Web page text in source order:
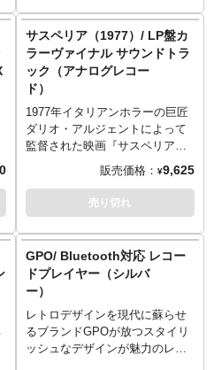
27.5cm x 高さ約13cm
・重量約2.5kg
2 Tetsujin - By Juno Reactor Vs.
Don Davis
3 In My Head - By Pale 3
4 The Road to Sourceville - By
Don Davis
5 Men in Metal - By Don Davis
6 Niobe's Run - By Don Davis
7 Woman Can Drive - By Don
1 Moribund Mifune - By Don
3 Saw Bitch Workhorse - By
Don Davis
4 Trinity Definitely - By Don
Davis
5 Neodammerung - By Don
Davis
- Disc 3 -
によりご予約をキャンセル頂く
場合や、分納での入荷となる場
合がございます。
＜収録内容＞
1 Killer Klowns (From Outer
Space) By the Dickies
2 Hidden Klown Ship
4 Escape from the Klown Ship
5 Killer Klown March
6 Visit to the Drugstore
8 The Empty Forest
9 Knock My Block Off
10 Little Girl Too Klose
11 Top of the World
12 Muscle Klown Kar March
13 Growing Korn
14 Shadow Show
サスペリア（1977）/ LP盤カ
ラーヴァイナル サウンドトラ
ック（アナログレコー
ド）
1977年イタリアンホラーの巨匠
ダリオ・アルジェントによって
監督された映画『サスペリア』
の楽曲を収録したLP盤のサウン
ドトラック。ここ日本でも公開
当時「決してひとりでは見ない
でください…」という宣伝は未
作品。音楽は『ゾンビ』や『デ
モンズ』など様々な作品を手掛
けてきたゴブリン！ジャケット
はインテリアとしてもGOODで
す。
※この商品は入荷数の減数など
によりご予約をキャンセル頂く
販売価格： ¥9,625
売り切れ
GPO/ Bluetooth対応 レコー
ドプレイヤー（シルバ
ー）
レトロデザインを現代に蘇らせ
るブランドGPOが放つスタイリ
ッシュなデザインが魅力のレコ